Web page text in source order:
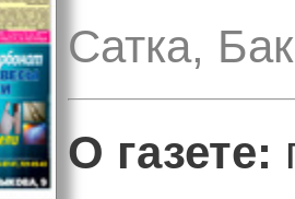
Сатка,
О газете: